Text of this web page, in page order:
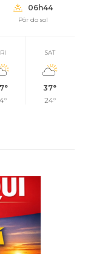
06h44
Pôr do sol
SAT
37°
24°